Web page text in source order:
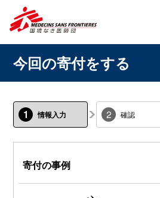
今回の寄付をする
1 情報入力 2 確認
寄付の事例